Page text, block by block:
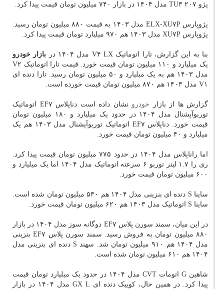
پژو ۲۰۷ TU۳ مدل ۱۴۰۴ در بازار ۷۴۰ میلیون تومان قیمت پیدا کرد.
پژوپارس ELX-XU۷P مدل ۱۴۰۳ به قیمت ۸۸۰ میلیون تومان رسید.
پژوپارس XU۷P مدل ۱۴۰۳ هم ۹۷۰ میلیارد تومان قیمت پیدا کرد.
بنا به این گزارش، تارا اتوماتیک V۴ LX مدل ۱۴۰۴ در
بازار خودرو
یک میلیارد و ۱۱۰ میلیون تومان قیمت خورد. قیمت تارا اتوماتیک V۲
مدل ۱۴۰۳ هم به یک میلیارد و ۵۰ میلیون تومان رسید. تارا دنده ای
V۱ مدل ۱۴۰۳ هم ۸۷۰ میلیون تومان قیمت خورده است.
گزارش ها از بازار خودرو
نشان داده است دناپلاس EF۷ اتوماتیک
توربوآپشنال مدل ۱۴۰۴ در حدود یک میلیارد و ۱۸۰ میلیون تومان
قیمت خورد. دناپلاس EF۷ اتوماتیک توربوآپشنال مدل ۱۴۰۳ هم یک
میلیارد و ۴۰ میلیون تومان قیمت خورد.
اما راناپلاس مدل ۱۴۰۴ در حدود ۷۷۵ میلیون تومان قیمت پیدا کرد.
ری را ۱.۷ لیتر توربو ۶ سرعته اتوماتیک مدل ۱۴۰۴ اما یک میلیارد و
۶۰۰ میلیون تومان قیمت خورد.
ساینا S دنده ای بنزینی مدل ۱۴۰۴ هم ۵۳۰ میلیون تومان شده است.
ساینا S اتوماتیک مدل ۱۴۰۳ هم ۶۲۰ میلیون تومان قیمت خورد.
در این میان، سمند سورن پلاس EF۷ دوگانه سوز مدل ۱۴۰۴ در بازار
۸۸۰ میلیون تومان به فروش رسید. سمند سورن پلاس EF۷ بنزینی
مدل ۱۴۰۴ هم ۹۱۰ میلیون تومان شد. سهند S دنده ای بنزینی مدل
۱۴۰۴ هم ۶۱۰ میلیون تومان شده است.
شاهین G اتومات CVT مدل ۱۴۰۴ در حدود یک میلیارد تومان قیمت
پیدا کرد. در همین حال، کوییک دنده ای GX L مدل ۱۴۰۴ در بازار